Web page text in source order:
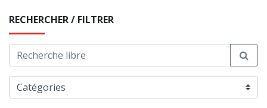
RECHERCHER / FILTRER